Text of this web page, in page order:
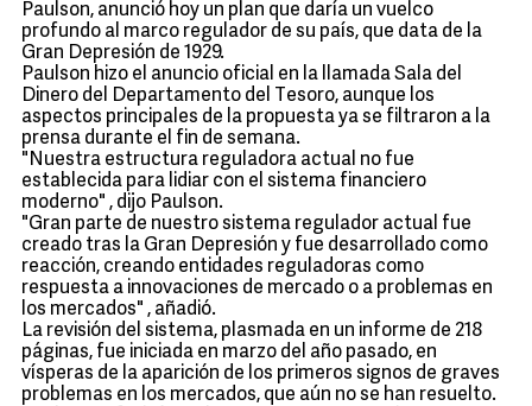
Paulson, anunció hoy un plan que daría un vuelco
profundo al marco regulador de su país, que data de la
Gran Depresión de 1929.
Paulson hizo el anuncio oficial en la llamada Sala del
Dinero del Departamento del Tesoro, aunque los
aspectos principales de la propuesta ya se filtraron a la
prensa durante el fin de semana.
"Nuestra estructura reguladora actual no fue
establecida para lidiar con el sistema financiero
moderno" , dijo Paulson.
"Gran parte de nuestro sistema regulador actual fue
creado tras la Gran Depresión y fue desarrollado como
reacción, creando entidades reguladoras como
respuesta a innovaciones de mercado o a problemas en
los mercados" , añadió.
La revisión del sistema, plasmada en un informe de 218
páginas, fue iniciada en marzo del año pasado, en
vísperas de la aparición de los primeros signos de graves
problemas en los mercados, que aún no se han resuelto.